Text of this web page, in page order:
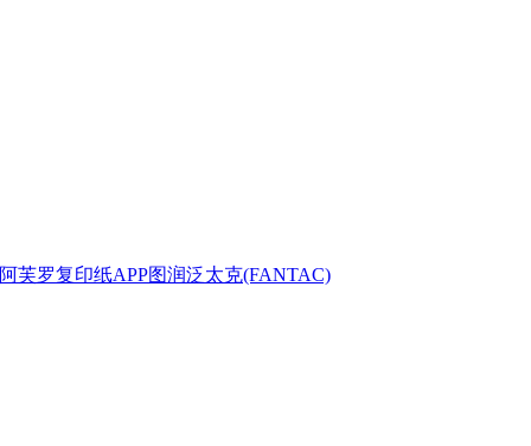
阿芙罗复印纸APP图润泛太克(FANTAC)